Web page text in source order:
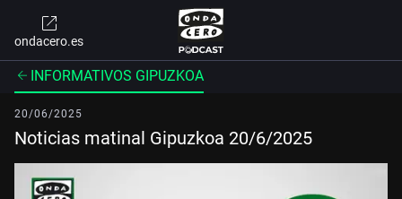
ondacero.es
INFORMATIVOS GIPUZKOA
20/06/2025
Noticias matinal Gipuzkoa 20/6/2025